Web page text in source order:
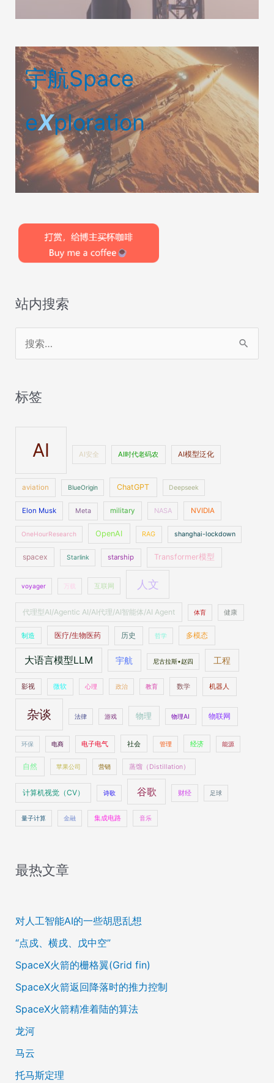
宇航Space
eXploration
站内搜索
索
标签
AI AI安全 AI时代老码农 AI模型泛化
aviation BlueOrigin ChatGPT Deepseek
Elon Musk Meta military NASA NVIDIA
OneHourResearch OpenAI RAG shanghai-lockdown
spacex Starlink starship Transformer模型
voyager 万载 互联网 人文
代理型AI/Agentic AI/AI代理/AI智能体/AI Agent 体育 健康
制造 医疗/生物医药 历史 哲学 多模态
大语言模型LLM 宇航 尼古拉斯•赵四 工程
影视 微软 心理 政治 教育 数学 机器人
杂谈 法律 游戏 物理 物理AI 物联网
环保 电商 电子电气 社会 管理 经济 能源
自然 苹果公司 营销 蒸馏（Distillation）
计算机视觉（CV） 诗歌 谷歌 财经 足球
量子计算 金融 集成电路 音乐
最热文章
对人工智能AI的一些胡思乱想
“点戍、横戌、戊中空”
SpaceX火箭的栅格翼(Grid fin)
SpaceX火箭返回降落时的推力控制
SpaceX火箭精准着陆的算法
龙河
马云
托马斯定理